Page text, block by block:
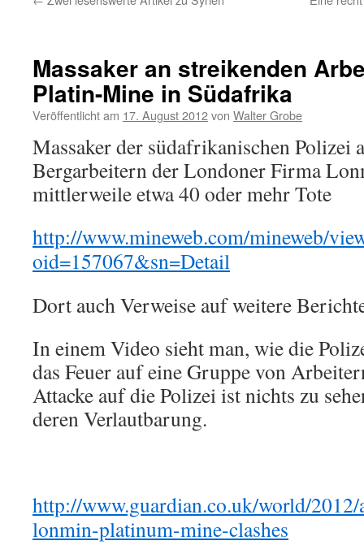
Massaker an streikenden
Platin-Mine in Südafrika
Veröffentlicht am 17. August 2012von Walter Grobe
Massaker der südafrikanischen Polizei
Bergarbeitern der Londoner Firma
mittlerweile etwa 40 oder mehr Tote
http://www.mineweb.com/mineweb/
oid=157067&sn=Detail
Dort auch Verweise auf weitere
In einem Video sieht man, wie die
das Feuer auf eine Gruppe von
Attacke auf die Polizei ist nichts zu
deren Verlautbarung.
http://www.guardian.co.uk/world/
lonmin-platinum-mine-clashes